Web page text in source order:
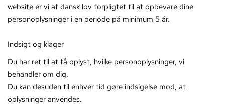
website er vi af dansk lov forpligtet til at opbevare dine
personoplysninger i en periode på minimum 5 år.
Indsigt og klager
Du har ret til at få oplyst, hvilke personoplysninger, vi
behandler om dig.
Du kan desuden til enhver tid gøre indsigelse mod, at
oplysninger anvendes.